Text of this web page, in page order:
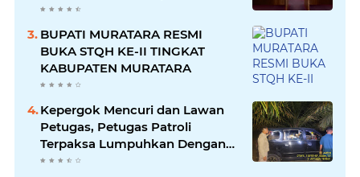
2026
BUPATI MURATARA RESMI
BUKA STQH KE-II TINGKAT
KABUPATEN MURATARA
Kepergok Mencuri dan Lawan
Petugas, Petugas Patroli
Terpaksa Lumpuhkan Dengan
Peluru Karet